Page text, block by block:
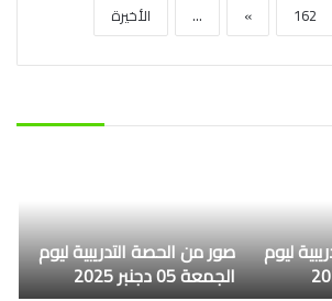
162
»
... الأخيرة
ليوم صور من الحصة التدريبية ليوم
الجمعة 05 دجنبر 2025